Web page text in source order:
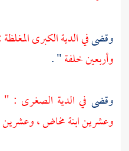
وقضىفي الدية الكبرى
وأربعين خلفة" .
وقضى في الدية الصغرى : "
وعشرين ابنة مخاض ،